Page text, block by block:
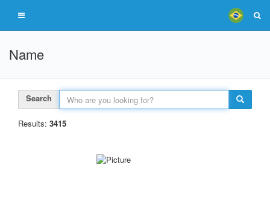
Name
Search
Results: 3415